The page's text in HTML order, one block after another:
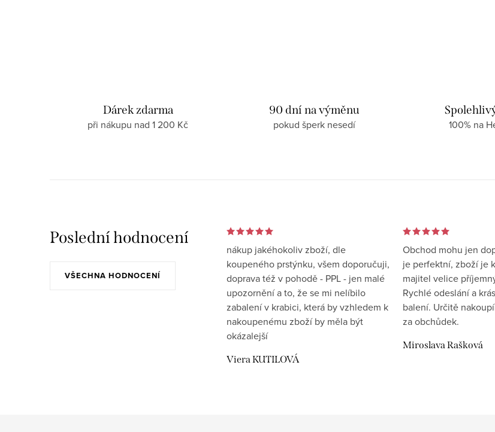
Dárek zdarma
při nákupu nad 1 200 Kč
90 dní na výměnu
pokud šperk nesedí 100% na
Poslední hodnocení
VŠECHNA HODNOCENÍ
nákup jakéhokoliv zboží, dle
koupeného prstýnku, všem doporučuji,
doprava též v pohodě - PPL - jen malé
upozornění a to, že se mi nelíbilo
zabalení v krabici, která by vzhledem k
nakoupenému zboží by měla být
okázalejší
Viera KUTILOVÁ
Obchod mohu jen
je perfektní, zboží je
majitel velice
Rychlé odeslání a
balení. Určitě
za obchůdek.
Miroslava Rašková